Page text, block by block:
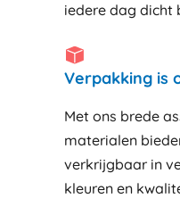
iedere dag dicht
Verpakking is
Met ons brede
materialen
verkrijgbaar in
kleuren en